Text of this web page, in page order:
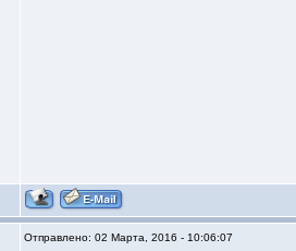
Отправлено: 02 Марта, 2016 - 10:06:07